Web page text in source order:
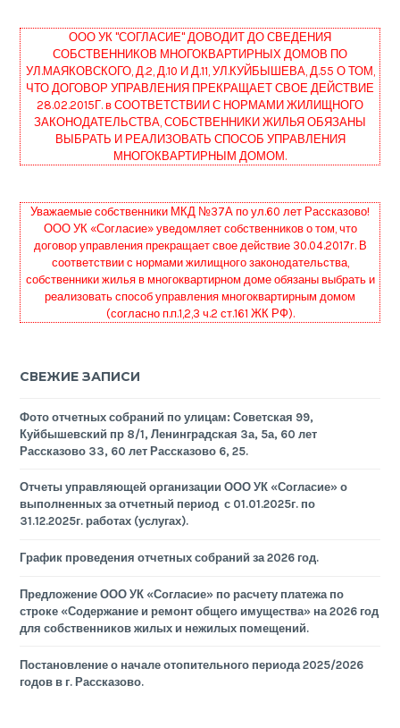
ООО УК "СОГЛАСИЕ" ДОВОДИТ ДО СВЕДЕНИЯ
СОБСТВЕННИКОВ МНОГОКВАРТИРНЫХ ДОМОВ ПО
УЛ.МАЯКОВСКОГО, Д.2, Д.10 И Д.11, УЛ.КУЙБЫШЕВА, Д.55 О ТОМ,
ЧТО ДОГОВОР УПРАВЛЕНИЯ ПРЕКРАЩАЕТ СВОЕ ДЕЙСТВИЕ
28.02.2015Г. в СООТВЕТСТВИИ С НОРМАМИ ЖИЛИЩНОГО
ЗАКОНОДАТЕЛЬСТВА, СОБСТВЕННИКИ ЖИЛЬЯ ОБЯЗАНЫ
ВЫБРАТЬ И РЕАЛИЗОВАТЬ СПОСОБ УПРАВЛЕНИЯ
МНОГОКВАРТИРНЫМ ДОМОМ.
Уважаемые собственники МКД №37А по ул.60 лет Рассказово!
ООО УК «Согласие» уведомляет собственников о том, что
договор управления прекращает свое действие 30.04.2017г. В
соответствии с нормами жилищного законодательства,
собственники жилья в многоквартирном доме обязаны выбрать и
реализовать способ управления многоквартирным домом
(согласно п.п.1,2,3 ч.2 ст.161 ЖК РФ).
СВЕЖИЕ ЗАПИСИ
Фото отчетных собраний по улицам: Советская 99,
Куйбышевский пр 8/1, Ленинградская 3а, 5а, 60 лет
Рассказово 33, 60 лет Рассказово 6, 25.
Отчеты управляющей организации ООО УК «Согласие» о
выполненных за отчетный период с 01.01.2025г. по
31.12.2025г. работах (услугах).
График проведения отчетных собраний за 2026 год.
Предложение ООО УК «Согласие» по расчету платежа по
строке «Содержание и ремонт общего имущества» на 2026 год
для собственников жилых и нежилых помещений.
Постановление о начале отопительного периода 2025/2026
годов в г. Рассказово.